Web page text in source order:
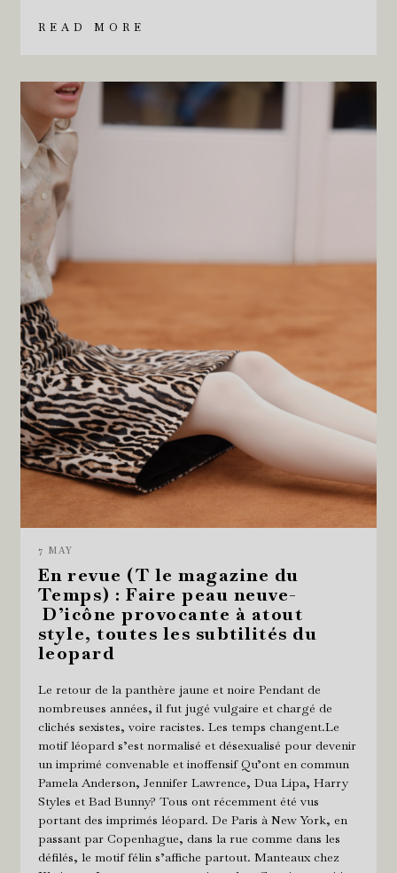
READ MORE
7 MAY
En revue (T le magazine du
Temps) : Faire peau neuve-
D’icône provocante à atout
style, toutes les subtilités du
leopard
Le retour de la panthère jaune et noire Pendant de
nombreuses années, il fut jugé vulgaire et chargé de
clichés sexistes, voire racistes. Les temps changent.Le
motif léopard s’est normalisé et désexualisé pour devenir
un imprimé convenable et inoffensif Qu’ont en commun
Pamela Anderson, Jennifer Lawrence, Dua Lipa, Harry
Styles et Bad Bunny? Tous ont récemment été vus
portant des imprimés léopard. De Paris à New York, en
passant par Copenhague, dans la rue comme dans les
défilés, le motif félin s’affiche partout. Manteaux chez